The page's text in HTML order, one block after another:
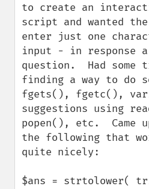
to create an
script and wanted
enter just one
input - in response a
question.  Had some
finding a way to do
fgets(), fgetc(),
suggestions using
popen(), etc.  Came
the following that
quite nicely:
$ans = strtolower(